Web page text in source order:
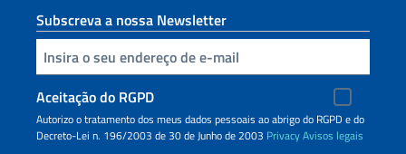
Subscreva a nossa Newsletter
Inserisci la tua email
Aceitação do RGPD
Autorizo o tratamento dos meus dados pessoais ao abrigo do RGPD e do
Decreto-Lei n. 196/2003 de 30 de Junho de 2003 PrivacyAvisos legais